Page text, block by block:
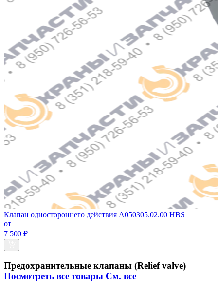
Клапан одностороннего действия A050305.02.00 HBS
от
7 500 ₽
Предохранительные клапаны (Relief valve)
Посмотреть все товары См. все